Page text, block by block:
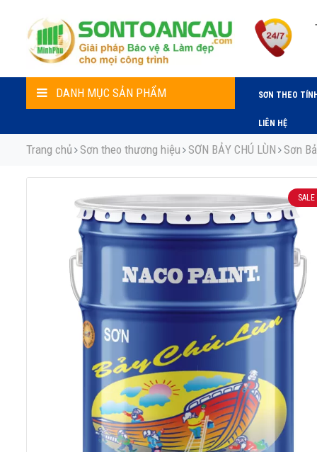
DANH MỤC SẢN PHẨM SƠN THEO
LIÊN HỆ
Trang chủ Sơn theo thương hiệu SƠN BẢY CHÚ LÙN Sơn
SALE